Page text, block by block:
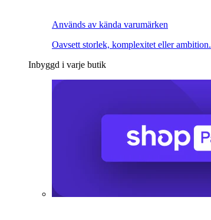
Används av kända varumärken
Oavsett storlek, komplexitet eller ambition.
Inbyggd i varje butik